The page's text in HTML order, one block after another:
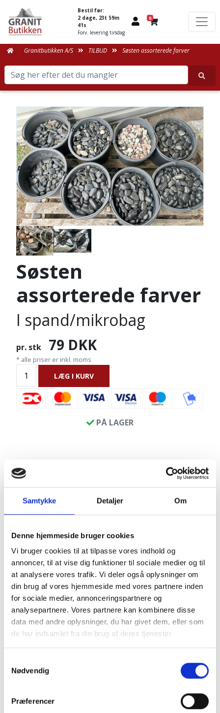
Samtykke Detaljer Om
Denne hjemmeside bruger cookies
Vi bruger cookies til at tilpasse vores indhold og
annoncer, til at vise dig funktioner til sociale medier og til
at analysere vores trafik. Vi deler også oplysninger om
din brug af vores hjemmeside med vores partnere inden
for sociale medier, annonceringspartnere og
analysepartnere. Vores partnere kan kombinere disse
data med andre oplysninger, du har givet dem, eller som
de har indsamlet fra din brug af deres tjenester.
Nødvendig
Præferencer
Søsten
assorterede farver
I spand/mikrobag
pr. stk 79 DKK
* alle priser er inkl. moms
LÆG I KURV
PÅ LAGER
spand/mikrobag med ca. 15-20 kg.
Farvene og størrelserne kan variere.
Engangspalle
Naturprodukt – variationer forekommer
Granit er et naturmateriale, og variationer i farve og
struktur forekommer. Billeder og farveprøver er
vejledende.
Læs mere
Klik her for TILBUD oversigt
Bestil før:
2 dage, 23t 59m
41s
Forv. levering tirsdag
0
Granitbutikken A/S TILBUD Søsten assorterede farver